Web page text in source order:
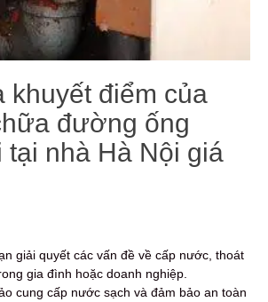
khuyết điểm của
đường ống
nhà Hà Nội giá
giải quyết các vấn đề về cấp nước, thoát
gia đình hoặc doanh nghiệp.
cung cấp nước sạch và đảm bảo an toàn